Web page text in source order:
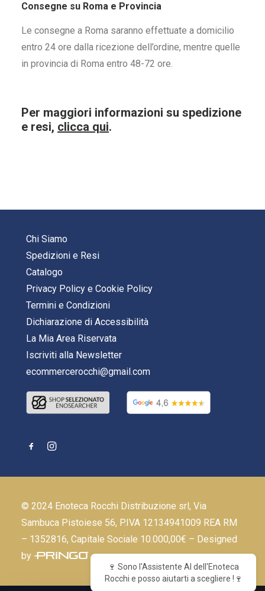
Consegne su Roma e Provincia
Le consegne a Roma saranno effettuate a domicilio
entro 24 ore dalla ricezione dell’ordine, mentre quelle
in provincia di Roma entro 48-72 ore.
Per maggiori informazioni su spedizione
e resi, clicca qui.
Chi Siamo
Spedizioni e Resi
Catalogo
Privacy Policy e Cookie Policy
Termini e Condizioni
Dichiarazione di Accessibilità
La Mia Area Riservata
Iscriviti alla Newsletter
ecommercerocchi@gmail.com
© 2024 Enoteca Rocchi Distribuzione srl, Via
Sambuca Pistoiese 56, P.IVA 12134941009 REA RM
– 1352816, Capitale Sociale 10.000,00€ – Designed
by
🍷 Sono l'Assistente AI dell'Enoteca
Rocchi e posso aiutarti a scegliere !🍷